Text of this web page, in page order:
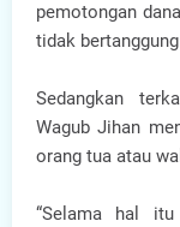
pemotongan
tidak
Sedangkan
Wagub Jihan
orang tua atau
“Selama hal